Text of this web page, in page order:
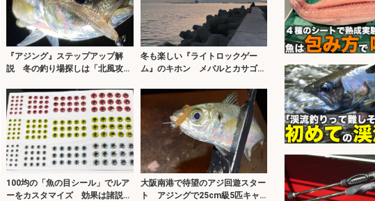
『アジング』ステップアップ解
説 冬の釣り場探しは「北風攻
冬も楽しい『ライトロックゲー
ム』のキホン メバルとカサゴの
100均の「魚の目シール」でルア
ーをカスタマイズ 効果は諸説あ
大阪南港で待望のアジ回遊スター
ト アジングで25cm級5匹キャ